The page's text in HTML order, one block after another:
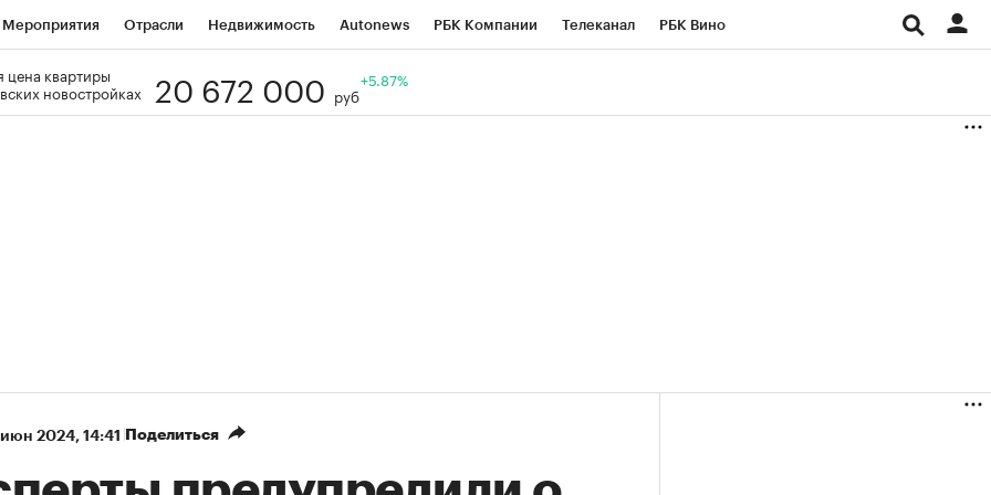
Мероприятия Отрасли Недвижимость Autonews РБК Компании Телеканал РБК Вино
Визионеры
цена квартиры
новостройках
20 672 000 руб
+5.87%
2024, 14:41 Поделиться